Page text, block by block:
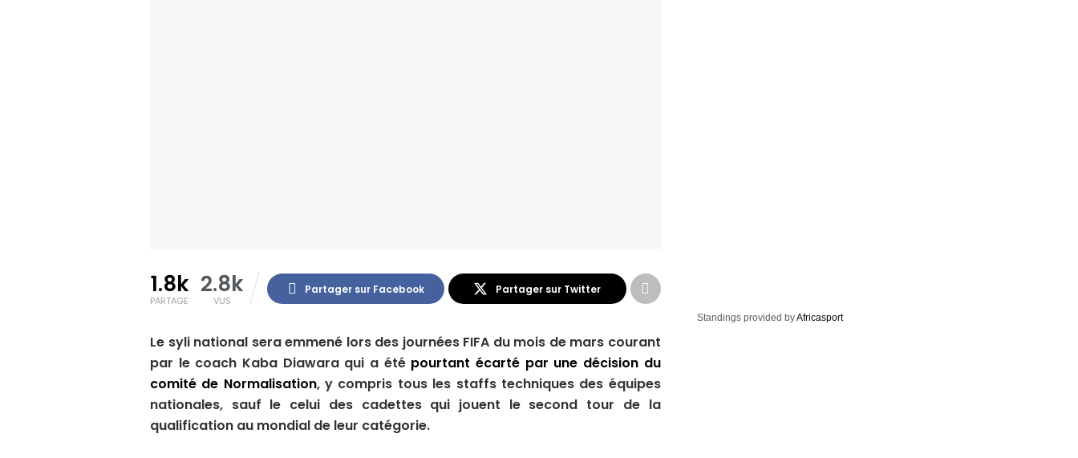
1.8k
PARTAGE
2.8k
VUS
Partager sur Facebook Partager sur Twitter
Le syli national sera emmené lors des journées FIFA du mois de mars courant
par le coach Kaba Diawara qui a été pourtant écarté par une décision du
comité de Normalisation, y compris tous les staffs techniques des équipes
nationales, sauf le celui des cadettes qui jouent le second tour de la
qualification au mondial de leur catégorie.
Standings provided byAfricasport